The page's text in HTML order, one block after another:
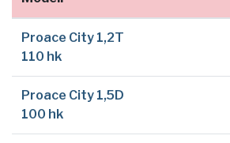
Proace City 1,2T
110 hk
Proace City 1,5D
100 hk